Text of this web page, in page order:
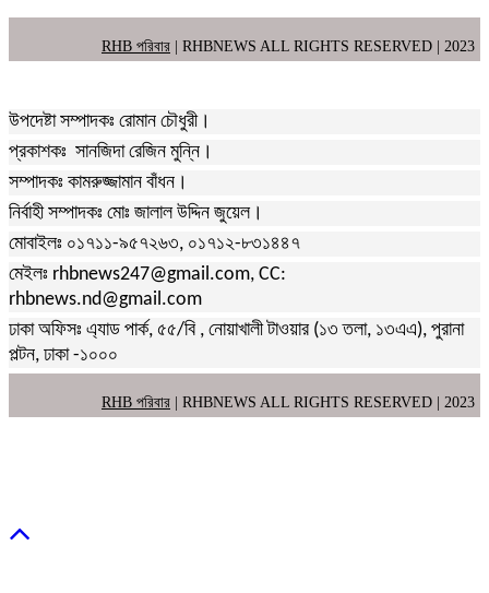
RHB পরিবার | RHBNEWS ALL RIGHTS RESERVED | 2023
উপদেষ্টা সম্পাদকঃ রোমান চৌধুরী।
প্রকাশকঃ সানজিদা রেজিন মুন্নি।
সম্পাদকঃ কামরুজ্জামান বাঁধন।
নির্বাহী সম্পাদকঃ মোঃ জালাল উদ্দিন জুয়েল।
মোবাইলঃ ০১৭১১-৯৫৭২৬৩, ০১৭১২-৮৩১৪৪৭
মেইলঃ rhbnews247@gmail.com, CC:
rhbnews.nd@gmail.com
ঢাকা অফিসঃ এ্যাড পার্ক, ৫৫/বি , নোয়াখালী টাওয়ার (১৩ তলা, ১৩এএ), পুরানা
পল্টন, ঢাকা -১০০০
RHB পরিবার | RHBNEWS ALL RIGHTS RESERVED | 2023